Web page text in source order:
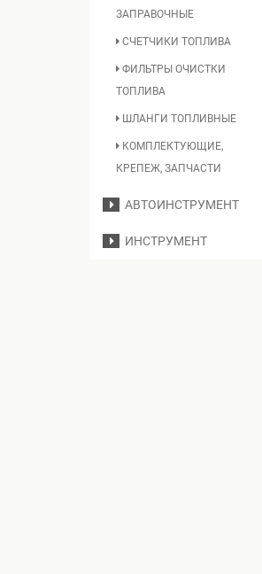
ЗАПРАВОЧНЫЕ
СЧЕТЧИКИ ТОПЛИВА
ФИЛЬТРЫ ОЧИСТКИ
ТОПЛИВА
ШЛАНГИ ТОПЛИВНЫЕ
КОМПЛЕКТУЮЩИЕ,
КРЕПЕЖ, ЗАПЧАСТИ
АВТОИНСТРУМЕНТ
ИНСТРУМЕНТ